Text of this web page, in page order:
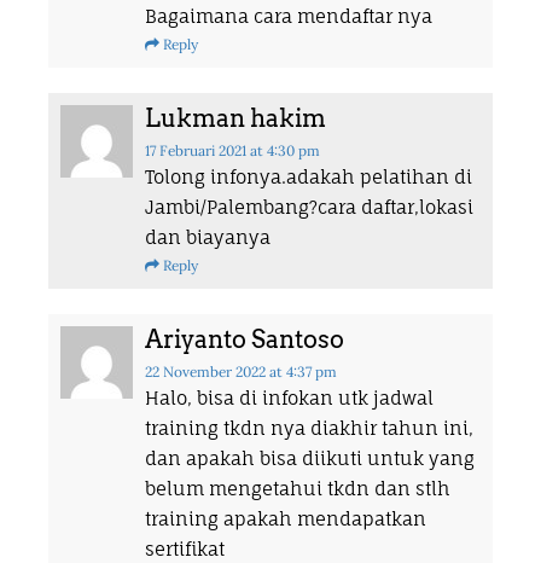
Bagaimana cara mendaftar nya
Reply
Lukman hakim
17 Februari 2021 at 4:30 pm
Tolong infonya.adakah pelatihan di
Jambi/Palembang?cara daftar,lokasi
dan biayanya
Reply
Ariyanto Santoso
22 November 2022 at 4:37 pm
Halo, bisa di infokan utk jadwal
training tkdn nya diakhir tahun ini,
dan apakah bisa diikuti untuk yang
belum mengetahui tkdn dan stlh
training apakah mendapatkan
sertifikat